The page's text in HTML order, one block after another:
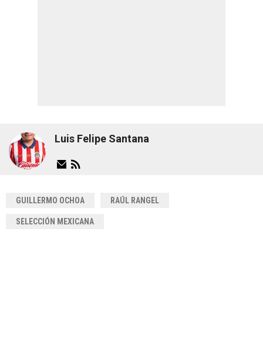
Luis Felipe Santana
GUILLERMO OCHOA RAÚL RANGEL
SELECCIÓN MEXICANA